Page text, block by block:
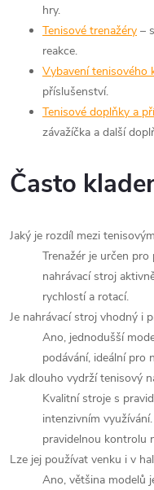
hry.
Tenisové trenažéry –
reakce.
Vybavení tenisového
příslušenství.
Tenisové doplňky a
závažíčka a další
Často
Jaký je rozdíl mezi
Trenažér je určen
nahrávací stroj
rychlostí a rotací.
Je nahrávací stroj vhodný i
Ano, jednodušší
podávání, ideální pro
Jak dlouho vydrží tenisový
Kvalitní stroje s
intenzivním
pravidelnou kontrolu
Lze jej používat venku i v
Ano, většina modelů